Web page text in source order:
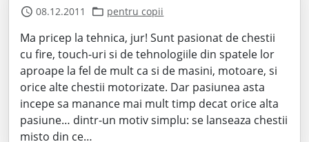
08.12.2011 pentru copii
Ma pricep la tehnica, jur! Sunt pasionat de chestii
cu fire, touch-uri si de tehnologiile din spatele lor
aproape la fel de mult ca si de masini, motoare, si
orice alte chestii motorizate. Dar pasiunea asta
incepe sa manance mai mult timp decat orice alta
pasiune… dintr-un motiv simplu: se lanseaza chestii
misto din ce…